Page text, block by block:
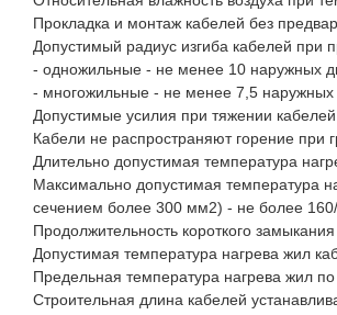
Прокладка и монтаж кабелей без
Допустимый радиус изгиба кабелей при
- одножильные - не менее 10 наружных
- многожильные - не менее 7,5 наружных
Допустимые усилия при тяжении
Кабели не распространяют горение при
Длительно допустимая температура
Максимально допустимая температура
сечением более 300 мм2) - не более
Продолжительность короткого
Допустимая температура нагрева жил
Предельная температура нагрева жил
Строительная длина кабелей